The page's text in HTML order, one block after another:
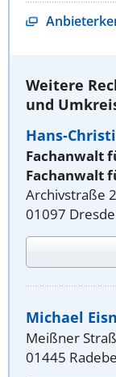
Weitere
und
Hans-
Fachanwalt
Fachanwalt
Archivstraße
01097
Michael
Meißner
01445